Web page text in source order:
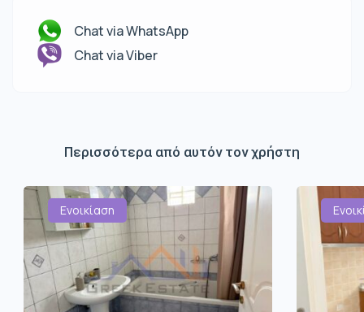
Chat via WhatsApp
Chat via Viber
Περισσότερα από αυτόν τον χρήστη
Ενοικίαση